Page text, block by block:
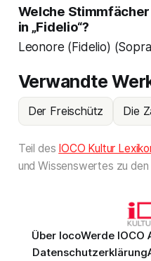
Welche
in „Fidelio“?
Leonore (Fidelio)
Verwandte
Der Freischütz Die
Teil des IOCO Kultur
und Wissenswertes zu
Über IocoWerde IOCO
Datenschutzerklärung